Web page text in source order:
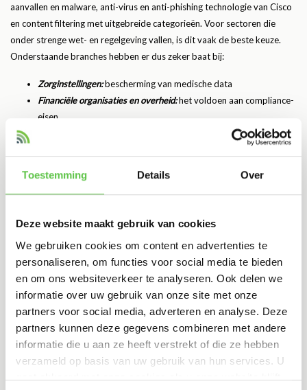
Toestemming Details Over
Deze website maakt gebruik van cookies
We gebruiken cookies om content en advertenties te
personaliseren, om functies voor social media te bieden
en om ons websiteverkeer te analyseren. Ook delen we
informatie over uw gebruik van onze site met onze
partners voor social media, adverteren en analyse. Deze
partners kunnen deze gegevens combineren met andere
informatie die u aan ze heeft verstrekt of die ze hebben
verzameld op basis van uw gebruik van hun services. U
gaat akkoord met onze cookies als u onze website blijft
aanvallen en malware, anti-virus en anti-phishing technologie van Cisco
en content filtering met uitgebreide categorieën. Voor sectoren die
onder strenge wet- en regelgeving vallen, is dit vaak de beste keuze.
Onderstaande branches hebben er dus zeker baat bij:
Zorginstellingen:bescherming van medische data
Financiële organisaties en overheid:het voldoen aan compliance-
eisen
bescherming van IoT-apparatuur en
Wil je dus gericht de Meraki licentie vergelijken om te kijken welke het
beste bij jouw organisatie past? Kijk dan vooral naar jouw
Wat gebeurt er als je geen licentie hebt?
Het antwoord is simpel. Geen licentie betekent geen netwerkbeheer. Je
hebt dan geen toegang tot het Dashboard en kunt niet beschikken over
de updates, wat een groot beveiligingsrisico met zich meebrengt.
Bovendien heb je geen recht op ondersteuning en dat alles
gecombineerd zorgt ervoor dat je geen controle hebt over je netwerk.
Meraki hardware verplicht te voorzien van een geldige licentie.